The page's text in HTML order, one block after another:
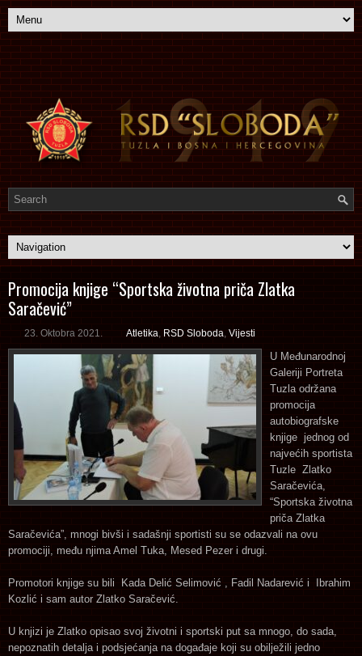
Promocija knjige “Sportska životna priča Zlatka
Saračević”
23. Oktobra 2021. Atletika RSD Sloboda Vijesti
U Međunarodnoj
Galeriji Portreta
Tuzla održana
promocija
autobiografske
knjige jednog od
najvećih sportista
Tuzle Zlatko
Saračevića,
“Sportska životna
priča Zlatka
Saračevića”, mnogi bivši i sadašnji sportisti su se odazvali na ovu
promociji, među njima Amel Tuka, Mesed Pezer i drugi.
Promotori knjige su bili Kada Delić Selimović , Fadil Nadarević i Ibrahim
Kozlić i sam autor Zlatko Saračević.
U knjizi je Zlatko opisao svoj životni i sportski put sa mnogo, do sada,
nepoznatih detalja i podsjećanja na događaje koji su obilježili jedno